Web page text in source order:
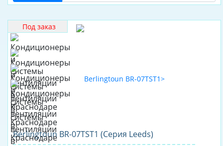
AUX
Bosch
Carrier
CENTEK
Daikin
Dantex
Под заказ
Berlingtoun BR-07TST1 (Серия Leeds)